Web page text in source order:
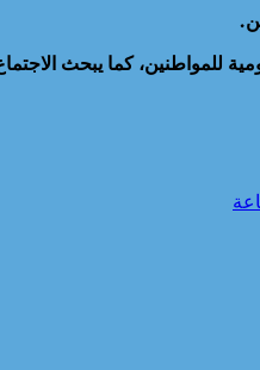
للمواطنين، كما يبحث